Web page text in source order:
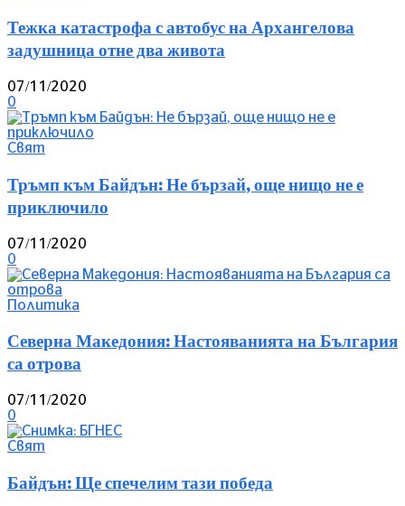
Тежка катастрофа с автобус на Архангелова
задушница отне два живота
07/11/2020
0
Свят
Тръмп към Байдън: Не бързай, още нищо не е
приключило
07/11/2020
0
Политика
Северна Македония: Настояванията на България
са отрова
07/11/2020
0
Свят
Байдън: Ще спечелим тази победа